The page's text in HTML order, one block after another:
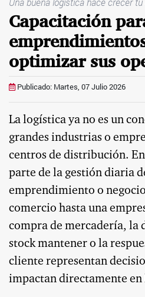
Capacitación
optimizar sus
Publicado: Martes, 07 Julio 2026
La logística ya no es un
grandes industrias o
centros de distribución.
parte de la gestión diaria
emprendimiento o
comercio hasta una
compra de mercadería, la
stock mantener o la
cliente representan
impactan directamente